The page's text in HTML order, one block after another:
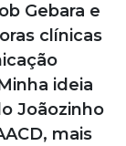
Gebara e
clínicas
ideia
Joãozinho
mais